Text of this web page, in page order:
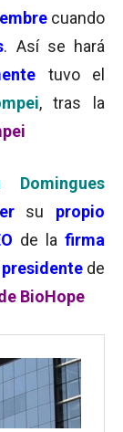
cuando
. Así se hará
tuvo el
, tras la
Domingues
su propio
de la firma
presidente de
BioHope